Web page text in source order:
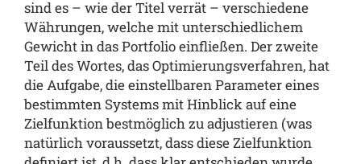
sind es – wie der Titel verrät – verschiedene
Währungen, welche mit unterschiedlichem
Gewicht in das Portfolio einfließen. Der zweite
Teil des Wortes, das Optimierungsverfahren, hat
die Aufgabe, die einstellbaren Parameter eines
bestimmten Systems mit Hinblick auf eine
Zielfunktion bestmöglich zu adjustieren (was
natürlich voraussetzt, dass diese Zielfunktion